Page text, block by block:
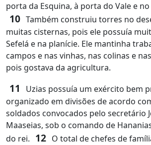
porta da Esquina, à porta do Vale e
10 Também construiu torres no
muitas cisternas, pois ele possuía
Sefelá e na planície. Ele mantinha
campos e nas vinhas, nas colinas e
pois gostava da agricultura.
11
Uzias possuía um exército bem
organizado em divisões de acordo
soldados convocados pelo secretário
Maaseias, sob o comando de
do rei. 12 O total de chefes de